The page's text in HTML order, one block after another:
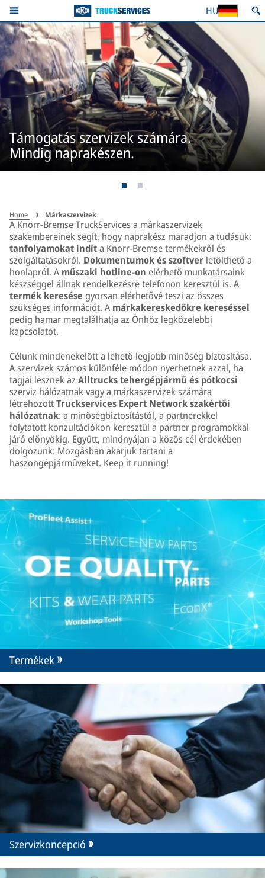
HU
Támogatás szervizek számára.
Mindig naprakészen.
Home Márkaszervizek
A Knorr-Bremse TruckServices a márkaszervizek
szakembereinek segít, hogy naprakész maradjon a tudásuk:
tanfolyamokat indíta Knorr-Bremse termékekről és
szolgáltatásokról. Dokumentumok és szoftver letölthető a
honlapról. A műszaki hotline-on elérhető munkatársaink
készséggel állnak rendelkezésre telefonon keresztül is. A
termék keresése gyorsan elérhetővé teszi az összes
szükséges információt. A márkakereskedőkre kereséssel
pedig hamar megtalálhatja az Önhöz legközelebbi
kapcsolatot.
Célunk mindenekelőtt a lehető legjobb minőség biztosítása.
A szervizek számos különféle módon nyerhetnek azzal, ha
tagjai lesznek az Alltrucks tehergépjármű és pótkocsi
szerviz hálózatnak vagy a márkaszervizek számára
létrehozottTruckservices Expert Network szakértői
hálózatnak: a minőségbiztosítástól, a partnerekkel
folytatott konzultációkon keresztül a partner programokkal
járó előnyökig. Együtt, mindnyájan a közös cél érdekében
dolgozunk: Mozgásban akarjuk tartani a
haszongépjárműveket. Keep it running!
Termékek
Szervizkoncepció